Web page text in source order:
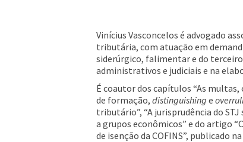
Vinícius Vasconcelos é advogado
tributária, com atuação em
siderúrgico, falimentar e do
administrativos e judiciais e na
É coautor dos capítulos “As multas,
de formação, distinguishing e
tributário”, “A jurisprudência do
a grupos econômicos” e do artigo
de isenção da COFINS”, publicado na